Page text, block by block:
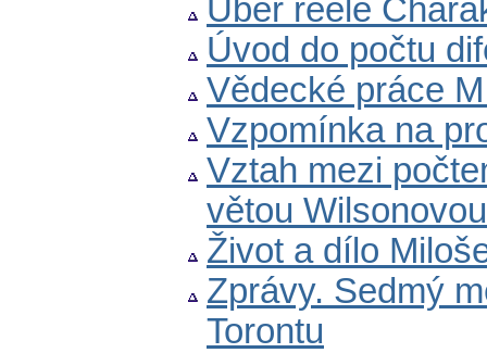
Über reele
Úvod do počtu
Vědecké práce
Vzpomínka na
Vztah mezi
větou Wilsonovou
Život a dílo
Zprávy. Sedmý
Torontu